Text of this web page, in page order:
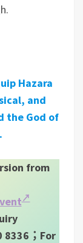
Hazara
and
the God of
from
8336；For